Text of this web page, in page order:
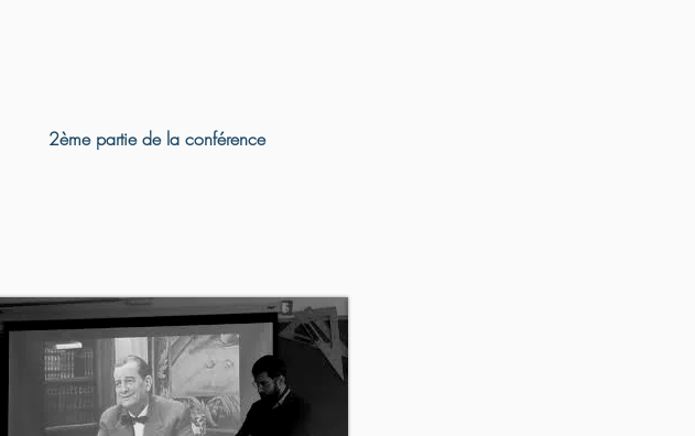
2ème partie de la conférence